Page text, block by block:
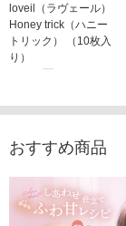
loveil（ラヴェール）
Honey trick（ハニー
トリック） （10枚入
り）
おすすめ商品